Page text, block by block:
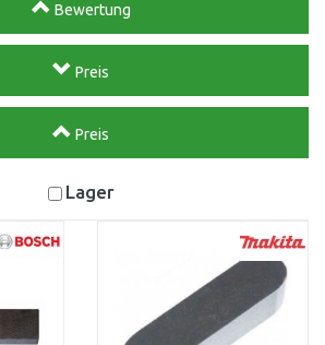
Bewertung
Preis
Preis
Lager